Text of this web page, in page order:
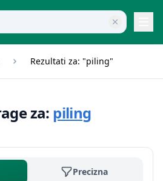
Rezultati za: "piling"
za: piling
Precizna